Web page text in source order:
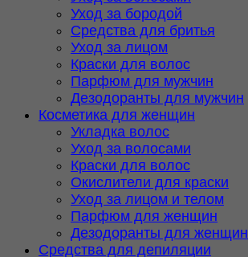
Уход за бородой
Средства для бритья
Уход за лицом
Краски для волос
Парфюм для мужчин
Дезодоранты для мужчин
Косметика для женщин
Укладка волос
Уход за волосами
Краски для волос
Окислители для краски
Уход за лицом и телом
Парфюм для женщин
Дезодоранты для женщин
Средства для депиляции